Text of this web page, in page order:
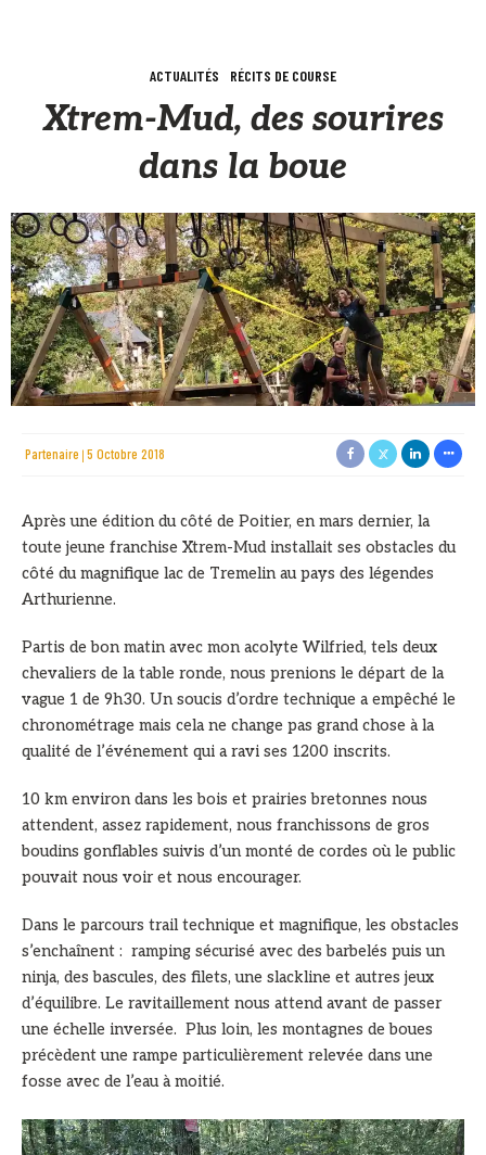
ACTUALITÉS RÉCITS DE COURSE
Xtrem-Mud, des sourires
dans la boue
Partenaire 5 Octobre 2018
Après une édition du côté de Poitier, en mars dernier, la
toute jeune franchise Xtrem-Mud installait ses obstacles du
côté du magnifique lac de Tremelin au pays des légendes
Arthurienne.
Partis de bon matin avec mon acolyte Wilfried, tels deux
chevaliers de la table ronde, nous prenions le départ de la
vague 1 de 9h30. Un soucis d’ordre technique a empêché le
chronométrage mais cela ne change pas grand chose à la
qualité de l’événement qui a ravi ses 1200 inscrits.
10 km environ dans les bois et prairies bretonnes nous
attendent, assez rapidement, nous franchissons de gros
boudins gonflables suivis d’un monté de cordes où le public
pouvait nous voir et nous encourager.
Dans le parcours trail technique et magnifique, les obstacles
s’enchaînent : ramping sécurisé avec des barbelés puis un
ninja, des bascules, des filets, une slackline et autres jeux
d’équilibre. Le ravitaillement nous attend avant de passer
une échelle inversée. Plus loin, les montagnes de boues
précèdent une rampe particulièrement relevée dans une
fosse avec de l’eau à moitié.